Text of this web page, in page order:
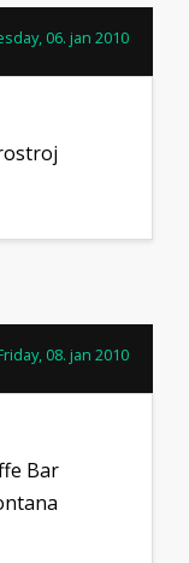
06. jan 2010
08. jan 2010
Bar